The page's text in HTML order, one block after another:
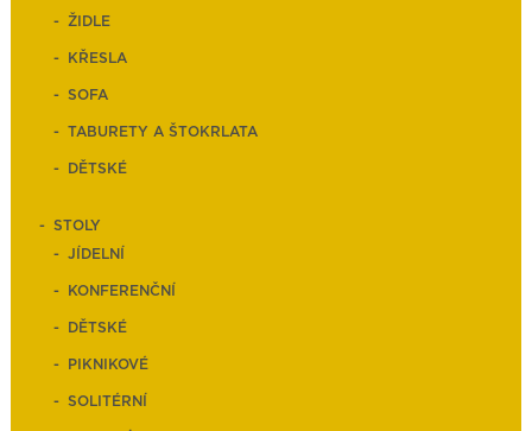
ŽIDLE
KŘESLA
SOFA
TABURETY A ŠTOKRLATA
DĚTSKÉ
STOLY
JÍDELNÍ
KONFERENČNÍ
DĚTSKÉ
PIKNIKOVÉ
SOLITÉRNÍ